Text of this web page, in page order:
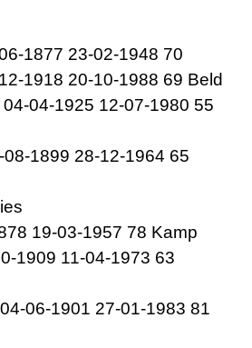
1877 23-02-1948 70
1918 20-10-1988 69 Beld
04-1925 12-07-1980 55
1899 28-12-1964 65
19-03-1957 78 Kamp
1909 11-04-1973 63
06-1901 27-01-1983 81